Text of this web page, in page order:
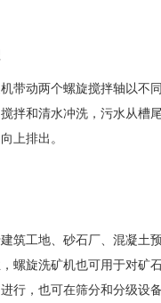
带动两个螺旋搅拌轴以不
拌和清水冲洗，污水从槽
上排出。
筑工地、砂石厂、混凝土
螺旋洗矿机也可用于对矿
行，也可在筛分和分级设备